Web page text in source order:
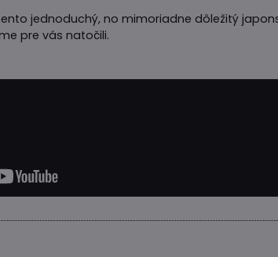
jednoduchý, no mimoriadne dôležitý
pre vás natočili.